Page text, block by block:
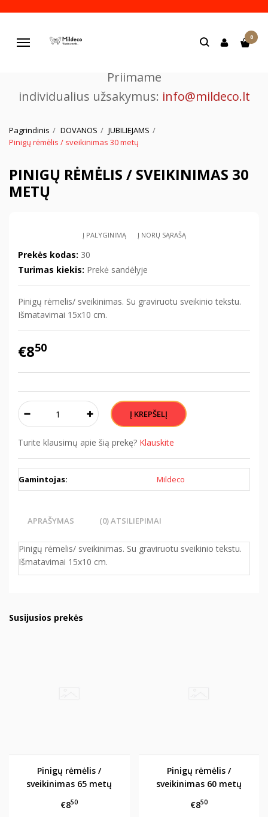
Navigacija
0
Priimame
individualius užsakymus: info@mildeco.lt
Pagrindinis DOVANOS
JUBILIEJAMS
Pinigų rėmėlis / sveikinimas 30 metų
PINIGŲ RĖMĖLIS / SVEIKINIMAS 30
METŲ
Į PALYGINIMĄ Į NORŲ SĄRAŠĄ
Prekės kodas: 30
Turimas kiekis: Prekė sandėlyje
Pinigų rėmelis/ sveikinimas. Su graviruotu sveikinio tekstu.
Išmatavimai 15x10 cm.
€850
Turite klausimų apie šią prekę? Klauskite
Gamintojas: Mildeco
APRAŠYMAS (0) ATSILIEPIMAI
Pinigų rėmelis/ sveikinimas. Su graviruotu sveikinio tekstu.
Išmatavimai 15x10 cm.
Susijusios prekės
Pinigų rėmėlis /
sveikinimas 65 metų
€850
Pinigų rėmėlis /
sveikinimas 60 metų
€850